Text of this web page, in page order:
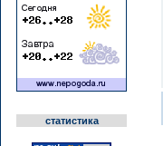
статистика